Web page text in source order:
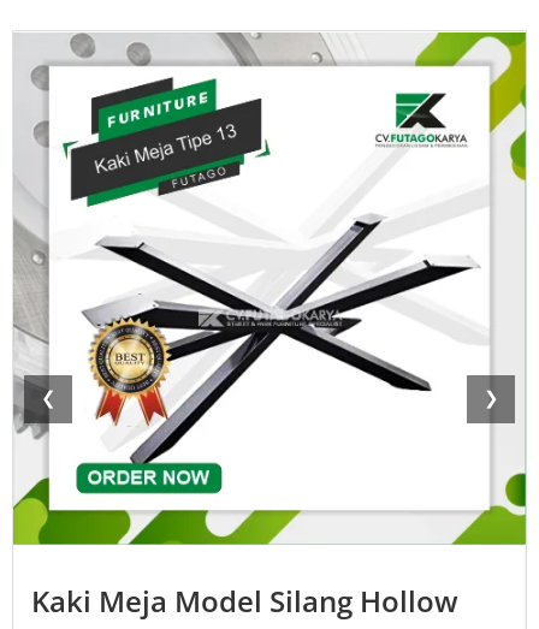
❮ ❯
Kaki Meja Model Silang Hollow